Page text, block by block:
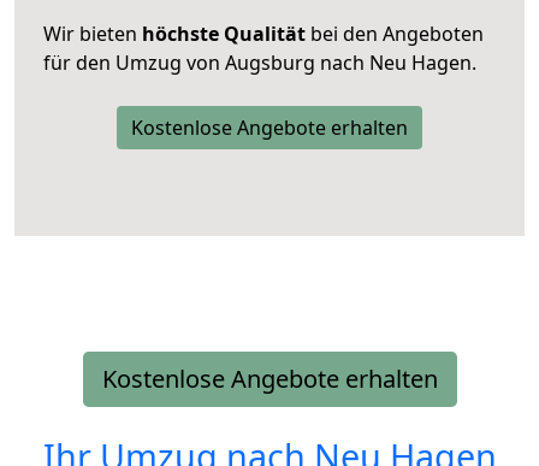
Wir bieten höchste Qualität bei den Angeboten
für den Umzug von Augsburg nach Neu Hagen.
Kostenlose Angebote erhalten
Kostenlose Angebote erhalten
Ihr Umzug nach Neu Hagen